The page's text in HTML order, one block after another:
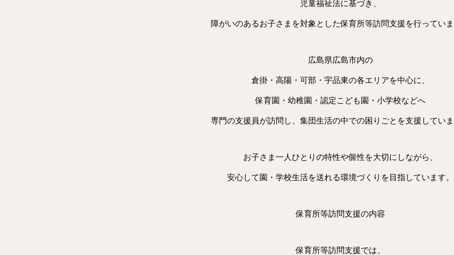
児童福祉法に基づき、
障がいのあるお子さまを対象とした保育所等訪問支援を行っていま
広島県広島市内の
倉掛・高陽・可部・宇品東の各エリアを中心に、
保育園・幼稚園・認定こども園・小学校などへ
専門の支援員が訪問し、集団生活の中での困りごとを支援していま
お子さま一人ひとりの特性や個性を大切にしながら、
安心して園・学校生活を送れる環境づくりを目指しています。
保育所等訪問支援の内容
保育所等訪問支援では、